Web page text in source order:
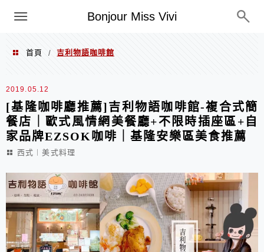
Bonjour Miss Vivi
選單
首頁 / 吉利物語咖啡館
吉利物語咖啡館
2019.05.12
[基隆咖啡廳推薦]吉利物語咖啡館-複合式簡
餐店｜歐式風情網美餐廳+不限時插座區+自
家品牌EZSOK咖啡｜基隆安樂區美食推薦
西式︱美式料理